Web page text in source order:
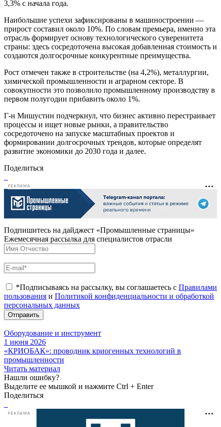
3,3% с начала года.
Наибольшие успехи зафиксированы в машиностроении —
прирост составил около 10%. По словам премьера, именно эта
отрасль формирует основу технологического суверенитета
страны: здесь сосредоточена высокая добавленная стоимость и
создаются долгосрочные конкурентные преимущества.
Рост отмечен также в строительстве (на 4,2%), металлургии,
химической промышленности и аграрном секторе. В
совокупности это позволило промышленному производству в
первом полугодии прибавить около 1%.
Г-н Мишустин подчеркнул, что бизнес активно перестраивает
процессы и ищет новые рынки, а правительство
сосредоточено на запуске масштабных проектов и
формировании долгосрочных трендов, которые определят
развитие экономики до 2030 года и далее.
Поделиться
РЕКЛАМА
Подпишитесь на дайджест «Промышленные страницы»
Ежемесячная рассылка для специалистов отрасли
*Подписываясь на рассылку, вы соглашаетесь с Правилами
пользования и Политикой конфиденциальности и обработкой
персональных данных
Отправить
Оборудование и инструмент
1 июня 2026
«КРИОБАК»: проводник криогенных технологий в
промышленности
Читать материал
Нашли ошибку?
Выделите ее мышкой и нажмите Ctrl + Enter
Поделиться
РЕКЛАМА